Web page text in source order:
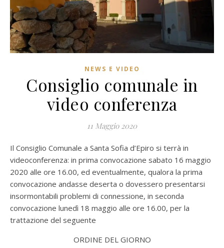
NEWS E VIDEO
Consiglio comunale in
video conferenza
11 Maggio 2020
Il Consiglio Comunale a Santa Sofia d’Epiro si terrà in
videoconferenza: in prima convocazione sabato 16 maggio
2020 alle ore 16.00, ed eventualmente, qualora la prima
convocazione andasse deserta o dovessero presentarsi
insormontabili problemi di connessione, in seconda
convocazione lunedì 18 maggio alle ore 16.00, per la
trattazione del seguente
ORDINE DEL GIORNO